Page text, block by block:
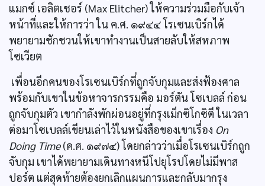
แมกซ์ เอลิตเชอร์ (Max Elitcher) ให้ความร่วมมือกับเจ้า
หน้าที่และให้การว่า ใน ค.ศ. ๑๙๔๔ โรเซนเบิร์กได้
พยายามชักชวนให้เขาทำงานเป็นสายลับให้สหภาพ
โซเวียต
เพื่อนอีกคนของโรเซนเบิร์กที่ถูกจับกุมและส่งฟ้องศาล
พร้อมกับเขาในข้อหาจารกรรมคือ มอร์ตัน โซเบลล์ ก่อน
ถูกจับกุมตัว เขากำลังพักผ่อนอยู่ที่กรุงเม็กซิโกซิตี ในเวลา
ต่อมาโซเบลล์เขียนเล่าไว้ในหนังสือของเขาเรื่อง On
Doing Time(ค.ศ. ๑๙๗๔) โดยกล่าวว่าเมื่อโรเซนเบิร์กถูก
จับกุม เขาได้พยายามเดินทางหนีโปยุโรปโดยไม่มีพาส
ปอร์ต แต่สุดท้ายต้องยกเลิกแผนการและกลับมากรุง